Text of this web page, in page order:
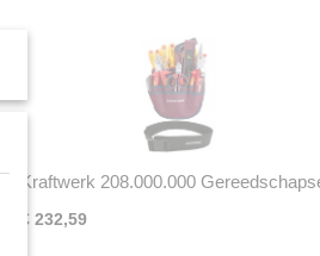
Kraftwerk 208.000.000
€ 232,59